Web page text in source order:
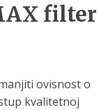
filter
ovisnost o
kvalitetnoj